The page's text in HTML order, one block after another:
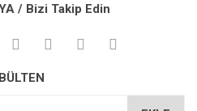
/ Bizi Takip Edin